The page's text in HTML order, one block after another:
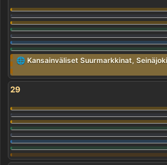
🌐 Kansainväliset Suurmarkkinat, Seinäjoki
29